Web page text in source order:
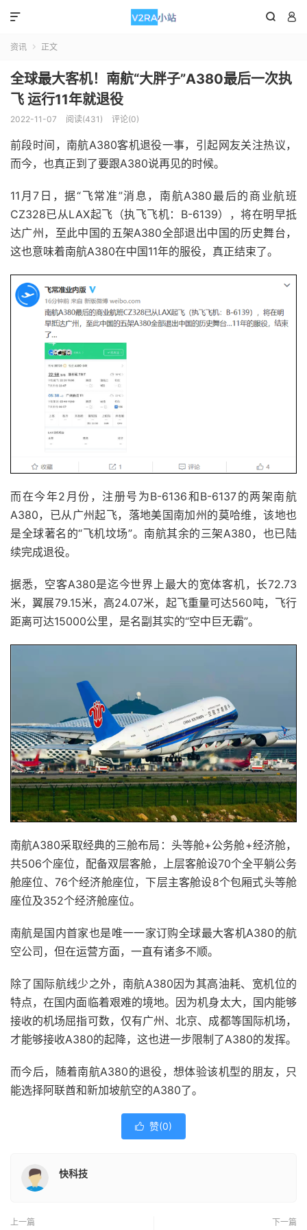
 

资讯  正文
全球最大客机！南航“大胖子”A380最后一次执
飞 运行11年就退役
2022-11-07 阅读(431) 评论(0)
前段时间，南航A380客机退役一事，引起网友关注热议，
而今，也真正到了要跟A380说再见的时候。
11月7日，据“飞常准”消息，南航A380最后的商业航班
CZ328已从LAX起飞（执飞飞机：B-6139），将在明早抵
达广州，至此中国的五架A380全部退出中国的历史舞台，
这也意味着南航A380在中国11年的服役，真正结束了。
而在今年2月份，注册号为B-6136和B-6137的两架南航
A380，已从广州起飞，落地美国南加州的莫哈维，该地也
是全球著名的“飞机坟场”。南航其余的三架A380，也已陆
续完成退役。
据悉，空客A380是迄今世界上最大的宽体客机，长72.73
米，翼展79.15米，高24.07米，起飞重量可达560吨，飞行
距离可达15000公里，是名副其实的“空中巨无霸”。
南航A380采取经典的三舱布局：头等舱+公务舱+经济舱，
共506个座位，配备双层客舱，上层客舱设70个全平躺公务
舱座位、76个经济舱座位，下层主客舱设8个包厢式头等舱
座位及352个经济舱座位。
南航是国内首家也是唯一一家订购全球最大客机A380的航
空公司，但在运营方面，一直有诸多不顺。
除了国际航线少之外，南航A380因为其高油耗、宽机位的
特点，在国内面临着艰难的境地。因为机身太大，国内能够
接收的机场屈指可数，仅有广州、北京、成都等国际机场，
才能够接收A380的起降，这也进一步限制了A380的发挥。
而今后，随着南航A380的退役，想体验该机型的朋友，只
能选择阿联酋和新加坡航空的A380了。
 赞(0)
快科技
上一篇 下一篇